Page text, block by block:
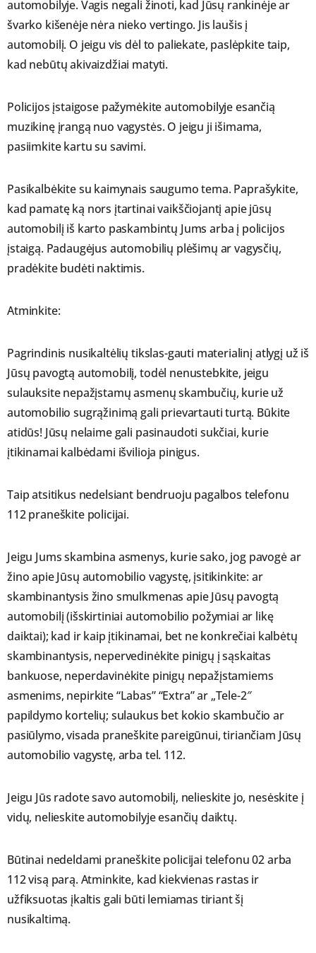
automobilyje. Vagis negali žinoti, kad Jūsų rankinėje ar
švarko kišenėje nėra nieko vertingo. Jis laušis į
automobilį. O jeigu vis dėl to paliekate, paslėpkite taip,
kad nebūtų akivaizdžiai matyti.
Policijos įstaigose pažymėkite automobilyje esančią
muzikinę įrangą nuo vagystės. O jeigu ji išimama,
pasiimkite kartu su savimi.
Pasikalbėkite su kaimynais saugumo tema. Paprašykite,
kad pamatę ką nors įtartinai vaikščiojantį apie jūsų
automobilį iš karto paskambintų Jums arba į policijos
įstaigą. Padaugėjus automobilių plėšimų ar vagysčių,
pradėkite budėti naktimis.
Atminkite:
Pagrindinis nusikaltėlių tikslas-gauti materialinį atlygį už iš
Jūsų pavogtą automobilį, todėl nenustebkite, jeigu
sulauksite nepažįstamų asmenų skambučių, kurie už
automobilio sugrąžinimą gali prievartauti turtą. Būkite
atidūs! Jūsų nelaime gali pasinaudoti sukčiai, kurie
įtikinamai kalbėdami išvilioja pinigus.
Taip atsitikus nedelsiant bendruoju pagalbos telefonu
112 praneškite policijai.
Jeigu Jums skambina asmenys, kurie sako, jog pavogė ar
žino apie Jūsų automobilio vagystę, įsitikinkite: ar
skambinantysis žino smulkmenas apie Jūsų pavogtą
automobilį (išskirtiniai automobilio požymiai ar likę
daiktai); kad ir kaip įtikinamai, bet ne konkrečiai kalbėtų
skambinantysis, nepervedinėkite pinigų į sąskaitas
bankuose, neperdavinėkite pinigų nepažįstamiems
asmenims, nepirkite “Labas” “Extra” ar „Tele-2″
papildymo kortelių; sulaukus bet kokio skambučio ar
pasiūlymo, visada praneškite pareigūnui, tiriančiam Jūsų
automobilio vagystę, arba tel. 112.
Jeigu Jūs radote savo automobilį, nelieskite jo, nesėskite į
vidų, nelieskite automobilyje esančių daiktų.
Būtinai nedeldami praneškite policijai telefonu 02 arba
112 visą parą. Atminkite, kad kiekvienas rastas ir
užfiksuotas įkaltis gali būti lemiamas tiriant šį
nusikaltimą.